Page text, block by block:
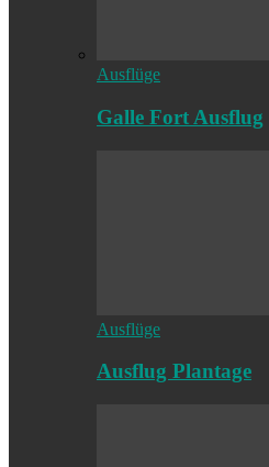
Ausflüge
Galle Fort Ausflug
Ausflüge
Ausflug Plantage